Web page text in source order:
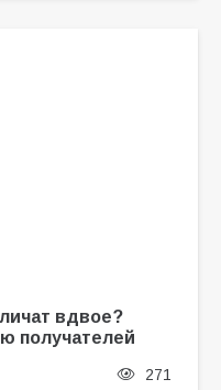
вдвое?
получателей
271